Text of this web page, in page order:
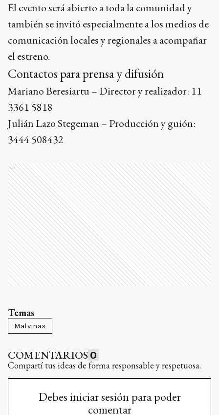
El evento será abierto a toda la comunidad y
también se invitó especialmente a los medios de
comunicación locales y regionales a acompañar
el estreno.
Contactos para prensa y difusión
Mariano Beresiartu – Director y realizador: 11
3361 5818
Julián Lazo Stegeman – Producción y guión:
3444 508432
Ads
Temas
Malvinas
COMENTARIOS 0
Compartí tus ideas de forma responsable y respetuosa.
Debes iniciar sesión para poder
comentar